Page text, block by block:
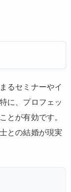
るセミナーやイ
に、プロフェッ
とが有効です。
との結婚が現実